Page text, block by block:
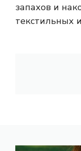
запахов и
текстильных